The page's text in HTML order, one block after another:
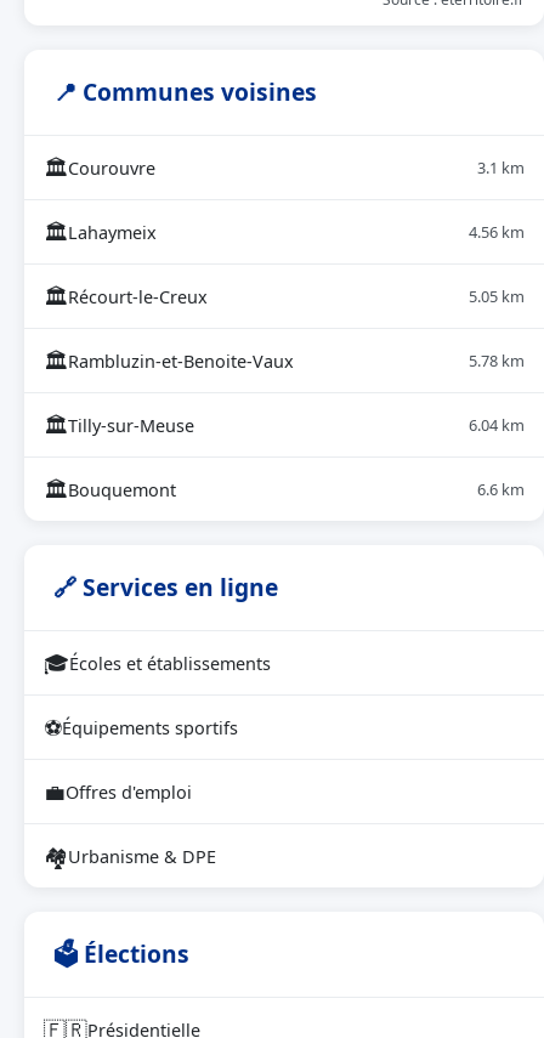
📍 Communes voisines
🏛Courouvre 3.1 km
🏛Lahaymeix 4.56 km
🏛Récourt-le-Creux 5.05 km
🏛Rambluzin-et-Benoite-Vaux 5.78 km
🏛Tilly-sur-Meuse 6.04 km
🏛Bouquemont 6.6 km
🔗 Services en ligne
🎓Écoles et établissements
⚽Équipements sportifs
💼Offres d'emploi
🏘Urbanisme & DPE
🗳 Élections
🇫🇷Présidentielle